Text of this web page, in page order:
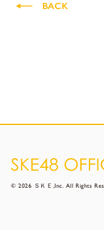
BACK
© 2026 ＳＫＥ,Inc. All Rights